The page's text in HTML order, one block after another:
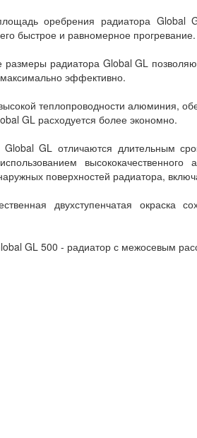
оребрения радиатора Global
быстрое и равномерное прогревание.
радиатора Global GL
эффективно.
теплопроводности алюминия,
GL расходуется более экономно.
GL отличаются длительным
поверхностей радиатора,
двухступенчатая окраска
GL 500 - радиатор с межосевым